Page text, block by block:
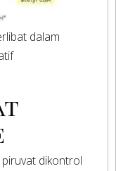
dalam
dikontrol